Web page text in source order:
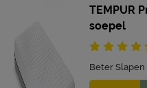
TEMPUR
soepel
Beter